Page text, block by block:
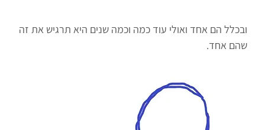
ובכלל הם אחד ואולי עוד כמה וכמה שנים היא תרגיש את זה
שהם אחד.